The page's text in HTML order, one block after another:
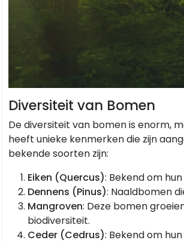
Diversiteit van Bomen
De diversiteit van bomen is enorm,
heeft unieke kenmerken die zijn
bekende soorten zijn:
Eiken (Quercus): Bekend om
Dennens (Pinus): Naaldbomen
Mangroven: Deze bomen
biodiversiteit.
Ceder (Cedrus): Bekend om